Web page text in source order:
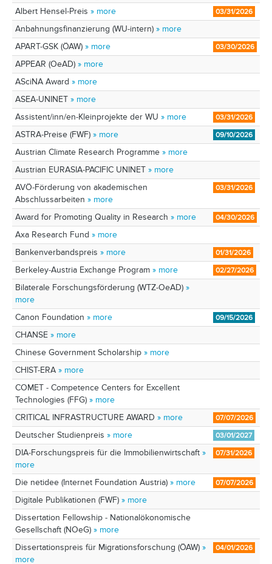
Albert Hensel-Preis » more 03/31/2026
Anbahnungsfinanzierung (WU-intern) » more
APART-GSK (ÖAW) » more 03/30/2026
APPEAR (OeAD) » more
ASciNA Award » more
ASEA-UNINET » more
Assistent/inn/en-Kleinprojekte der WU » more 03/31/2026
ASTRA-Preise (FWF) » more 09/10/2026
Austrian Climate Research Programme » more
Austrian EURASIA-PACIFIC UNINET » more
AVÖ-Förderung von akademischen
Abschlussarbeiten » more
03/31/2026
Award for Promoting Quality in Research » more 04/30/2026
Axa Research Fund » more
Bankenverbandspreis » more 01/31/2026
Berkeley-Austria Exchange Program » more 02/27/2026
Bilaterale Forschungsförderung (WTZ-OeAD) »
more
Canon Foundation » more 09/15/2026
CHANSE » more
Chinese Government Scholarship » more
CHIST-ERA » more
COMET - Competence Centers for Excellent
Technologies (FFG) » more
CRITICAL INFRASTRUCTURE AWARD » more 07/07/2026
Deutscher Studienpreis » more 03/01/2027
DIA-Forschungspreis für die Immobilienwirtschaft »
more
07/31/2026
Die netidee (Internet Foundation Austria) » more 07/07/2026
Digitale Publikationen (FWF) » more
Dissertation Fellowship - Nationalökonomische
Gesellschaft (NOeG) » more
Dissertationspreis für Migrationsforschung (ÖAW) »
more
04/01/2026